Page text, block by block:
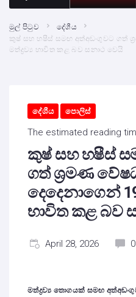
මුල් පිටුව
දේශීය
කුෂ් සහ හෂීස් සමඟ අත්අඩංගුවට ගත්
මත්ද්‍රව්‍ය භාවිත කළ බව සනාථ වෙයි
දේශීය පොලිස්
The estimated reading
කුෂ් සහ හෂීස්
ගත් ශ්‍රමණ
දෙදෙනාගෙන්
භාවිත කළ බව
April 28, 2026 0
මත්ද්‍රව්‍ය තොගයක් සමඟ